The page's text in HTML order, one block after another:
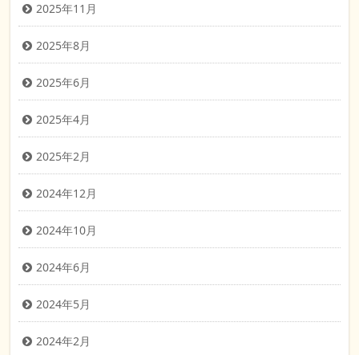
2025年11月
2025年8月
2025年6月
2025年4月
2025年2月
2024年12月
2024年10月
2024年6月
2024年5月
2024年2月